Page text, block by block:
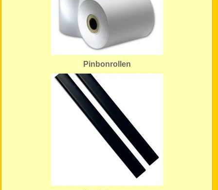
Pinbonrollen